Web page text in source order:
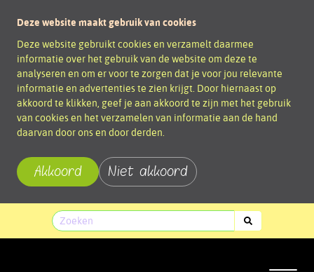
Deze website maakt gebruik van cookies
Deze website gebruikt cookies en verzamelt daarmee
informatie over het gebruik van de website om deze te
analyseren en om er voor te zorgen dat je voor jou relevante
informatie en advertenties te zien krijgt. Door hiernaast op
akkoord te klikken, geef je aan akkoord te zijn met het gebruik
van cookies en het verzamelen van informatie aan de hand
daarvan door ons en door derden.
Akkoord Niet akkoord